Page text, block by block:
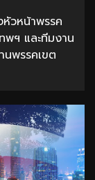
หัวหน้าพรรค
พฯ และทีมงาน
นพรรคเขต